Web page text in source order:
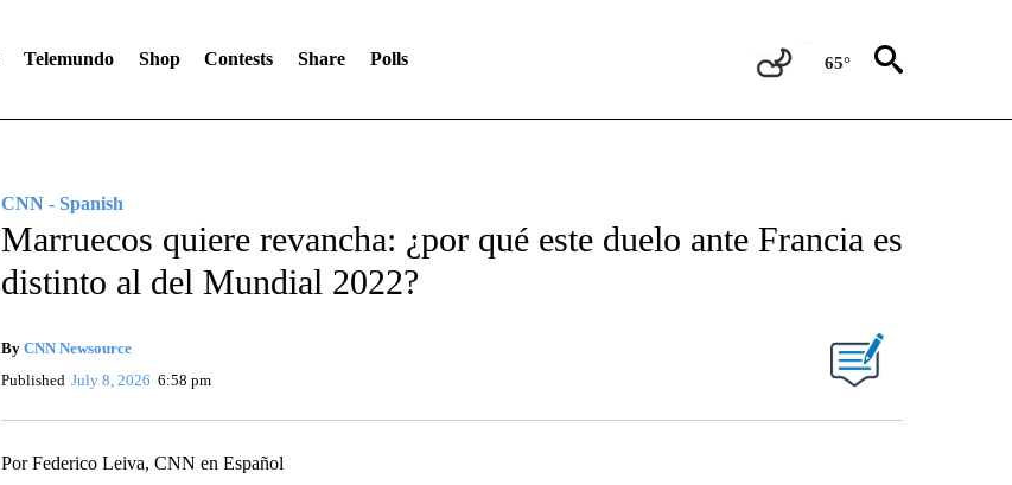
Telemundo Shop Contests Share Polls 65°
CNN - Spanish
Marruecos quiere revancha: ¿por qué este duelo ante Francia es
distinto al del Mundial 2022?
By CNN Newsource
Published July 8, 2026 6:58 pm
Por Federico Leiva, CNN en Español